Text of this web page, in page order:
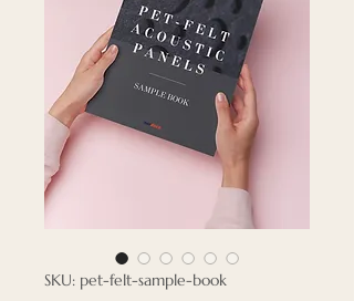
SKU: pet-felt-sample-book